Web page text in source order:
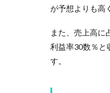
が予想よりも高
また、売上高に
利益率30数％と
す。